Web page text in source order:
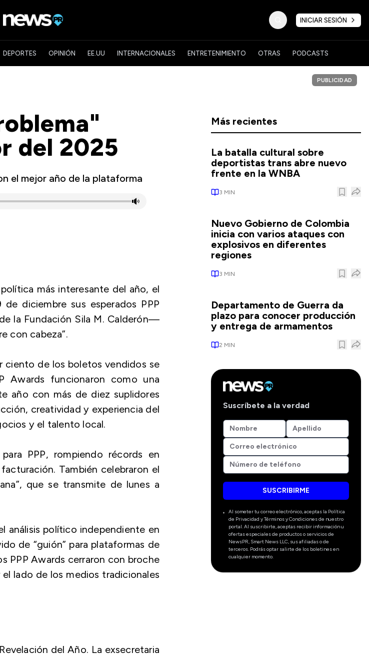
INICIAR SESIÓN
DEPORTES OPINIÓN EE.UU INTERNACIONALES ENTRETENIMIENTO OTRAS PODCASTS
del 2025
el mejor año de la plataforma
más interesante del año, el
diciembre sus esperados PPP
la Fundación Sila M. Calderón—
con cabeza”.
ciento de los boletos vendidos se
Awards funcionaron como una
año con más de diez suplidores
creatividad y experiencia del
y el talento local.
PPP, rompiendo récords en
También celebraron el
que se transmite de lunes a
análisis político independiente en
de “guión” para plataformas de
PPP Awards cerraron con broche
lado de los medios tradicionales
del Año. La exsecretaria
PUBLICIDAD
Más recientes
La batalla cultural sobre
deportistas trans abre nuevo
frente en la WNBA
3 MIN
Nuevo Gobierno de Colombia
inicia con varios ataques con
explosivos en diferentes
regiones
3 MIN
Departamento de Guerra da
plazo para conocer producción
y entrega de armamentos
2 MIN
Suscríbete a la verdad
SUSCRIBIRME
Al someter tu correo electrónico, aceptas la Política
de Privacidad y Términos y Condiciones de nuestro
portal. Al suscribirte, aceptas recibir información u
ofertas especiales de productos o servicios de
NewsPR, Smart News LLC, sus afiliadas o de
terceros. Podrás optar salirte de los boletines en
cualquier momento.